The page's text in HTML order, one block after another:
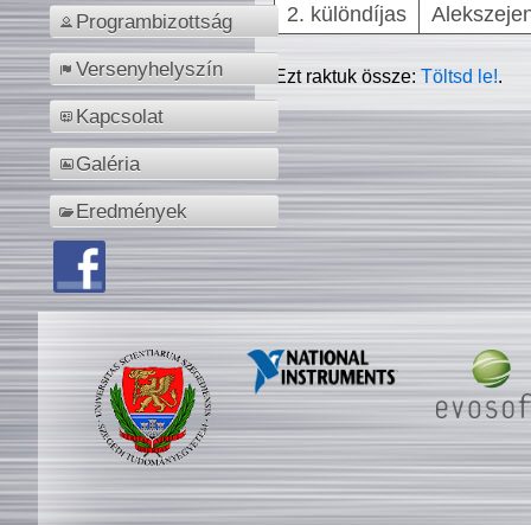
Programbizottság
Versenyhelyszín
Kapcsolat
Galéria
Eredmények
2. különdíjas
Ezt raktuk össze:Töltsd le!.